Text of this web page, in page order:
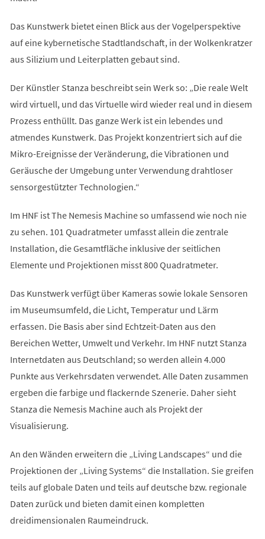
Das Kunstwerk bietet einen Blick aus der Vogelperspektive
auf eine kybernetische Stadtlandschaft, in der Wolkenkratzer
aus Silizium und Leiterplatten gebaut sind.
Der Künstler Stanza beschreibt sein Werk so: „Die reale Welt
wird virtuell, und das Virtuelle wird wieder real und in diesem
Prozess enthüllt. Das ganze Werk ist ein lebendes und
atmendes Kunstwerk. Das Projekt konzentriert sich auf die
Mikro-Ereignisse der Veränderung, die Vibrationen und
Geräusche der Umgebung unter Verwendung drahtloser
sensorgestützter Technologien.“
Im HNF ist The Nemesis Machine so umfassend wie noch nie
zu sehen. 101 Quadratmeter umfasst allein die zentrale
Installation, die Gesamtfläche inklusive der seitlichen
Elemente und Projektionen misst 800 Quadratmeter.
Das Kunstwerk verfügt über Kameras sowie lokale Sensoren
im Museumsumfeld, die Licht, Temperatur und Lärm
erfassen. Die Basis aber sind Echtzeit-Daten aus den
Bereichen Wetter, Umwelt und Verkehr. Im HNF nutzt Stanza
Internetdaten aus Deutschland; so werden allein 4.000
Punkte aus Verkehrsdaten verwendet. Alle Daten zusammen
ergeben die farbige und flackernde Szenerie. Daher sieht
Stanza die Nemesis Machine auch als Projekt der
Visualisierung.
An den Wänden erweitern die „Living Landscapes“ und die
Projektionen der „Living Systems“ die Installation. Sie greifen
teils auf globale Daten und teils auf deutsche bzw. regionale
Daten zurück und bieten damit einen kompletten
dreidimensionalen Raumeindruck.